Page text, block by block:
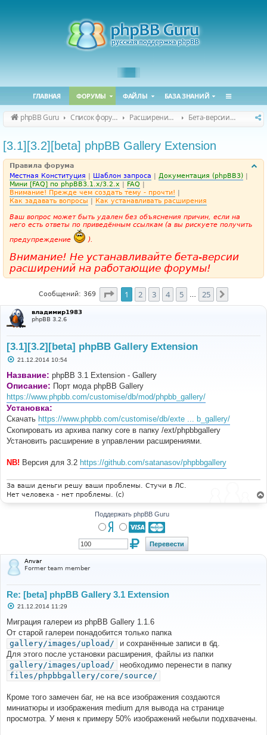
ГЛАВНАЯ ФОРУМЫ ФАЙЛЫ БАЗА ЗНАНИЙ
phpBB Guru Список форумов Расширения phpBB Бета-версии расширений для phpBB
[3.1][3.2][beta] phpBB Gallery Extension
Правила форума
Местная Конституция | Шаблон запроса | Документация (phpBB3) |
Мини [FAQ] по phpBB3.1.x/3.2.x | FAQ |
Внимание! Прежде чем создать тему - прочти! |
Как задавать вопросы | Как устанавливать расширения
Ваш вопрос может быть удален без объяснения причин, если на
него есть ответы по приведённым ссылкам (а вы рискуете получить
предупреждение
).
Внимание! Не устанавливайте бета-версии
расширений на работающие форумы!
Сообщений: 369 Страница 1 из25
1 2 3 4 5 25
владимир1983
phpBB 3.2.6
[3.1][3.2][beta] phpBB Gallery Extension
С
о
б
щ
е
н
и
21.12.2014 10:54
Название: phpBB 3.1 Extension - Gallery
Описание: Порт мода phpBB Gallery
https://www.phpbb.com/customise/db/mod/phpbb_gallery/
Установка:
Скачать https://www.phpbb.com/customise/db/exte ... b_gallery/
Скопировать из архива папку core в папку /ext/phpbbgallery
Установить расширение в управлении расширениями.
NB! Версия для 3.2 https://github.com/satanasov/phpbbgallery
За ваши деньги решу ваши проблемы. Стучи в ЛС.
Нет человека - нет проблемы. (c)
Поддержать phpBB Guru
Anvar
Former team member
Re: [beta] phpBB Gallery 3.1 Extension
С
о
б
щ
е
н
и
е
21.12.2014 11:29
Миграция галереи из phpBB Gallery 1.1.6
От старой галереи понадобится только папка
gallery/images/upload/
и сохранённые записи в бд.
Для этого после установки расширения, файлы из папки
gallery/images/upload/
необходимо перенести в папку
files/phpbbgallery/core/source/
Кроме того замечен баг, не на все изображения создаются
миниатюры и изображения medium для вывода на странице
просмотра. У меня к примеру 50% изображений небыли подхвачены.